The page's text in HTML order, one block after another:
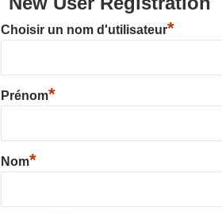
Choisir un nom d'utilisateur*
Prénom*
Nom*